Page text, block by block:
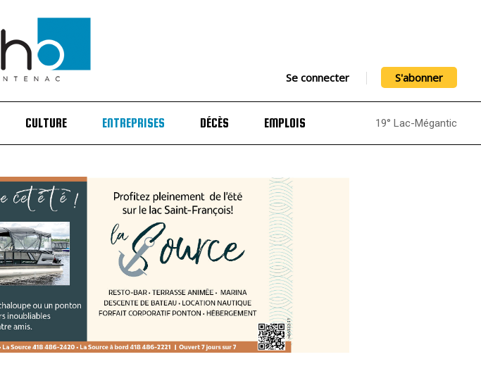
Se connecter S'abonner
CULTURE ENTREPRISES DÉCÈS EMPLOIS 19° Lac-Mégantic